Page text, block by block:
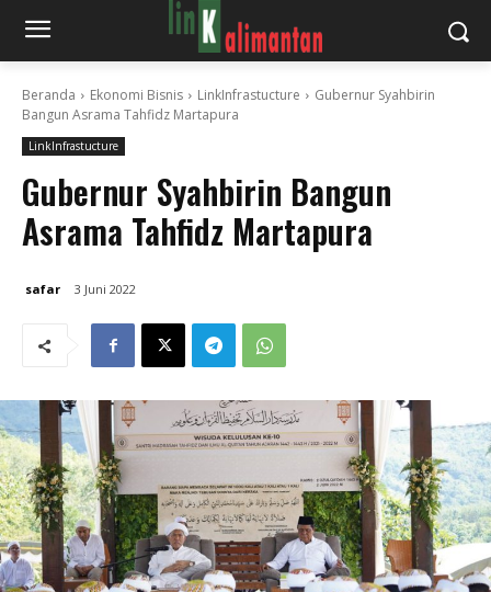
Beranda Ekonomi Bisnis LinkInfrastucture
Gubernur Syahbirin
Bangun Asrama Tahfidz Martapura
LinkInfrastucture
Gubernur Syahbirin Bangun
Asrama Tahfidz Martapura
safar 3 Juni 2022